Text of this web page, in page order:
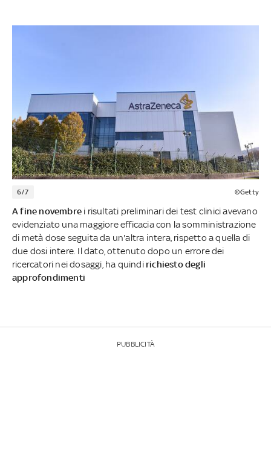
6/7 ©Getty
A fine novembre i risultati preliminari dei test clinici avevano
evidenziato una maggiore efficacia con la somministrazione
di metà dose seguita da un'altra intera, rispetto a quella di
due dosi intere. Il dato, ottenuto dopo un errore dei
ricercatori nei dosaggi, ha quindi richiesto degli
approfondimenti
PUBBLICITÀ